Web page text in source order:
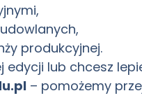
produkcyjnej.
edycji lub chcesz
– pomożemy